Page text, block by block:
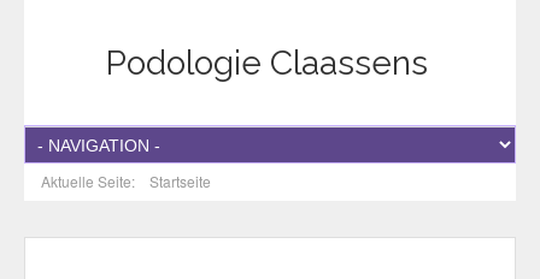
Podologie Claassens
Aktuelle Seite: Startseite